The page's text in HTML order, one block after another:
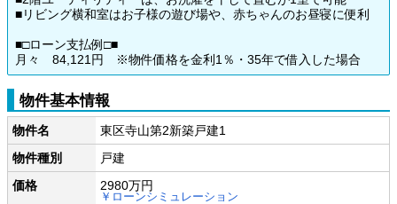
■リビング横和室はお子様の遊び場や、赤ちゃんのお昼寝に便利
■□ローン支払例□■
月々 84,121円 ※物件価格を金利1％・35年で借入した場合
物件基本情報
物件名
東区寺山第2新築戸建1
物件種別
戸建
価格
2980万円
￥ローンシミュレーション